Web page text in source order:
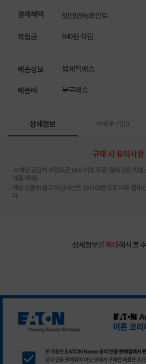
결제혜택 5만원5%포인트
적립금 840원 적립
배송정보 업체직배송
배송비 무료배송
상세정보 구매후기(0)
구매 시 유의사항
※해당 공급처 사정으로 16시 이후 주문/결제 건은 익일
제품 제외)
해당 상품의 출고 마감시간은 16시 00분으로 이후 결제
다.
상세정보를확대해서 볼